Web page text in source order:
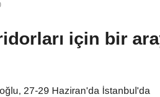
için bir
27-29 Haziran'da İstanbul'da